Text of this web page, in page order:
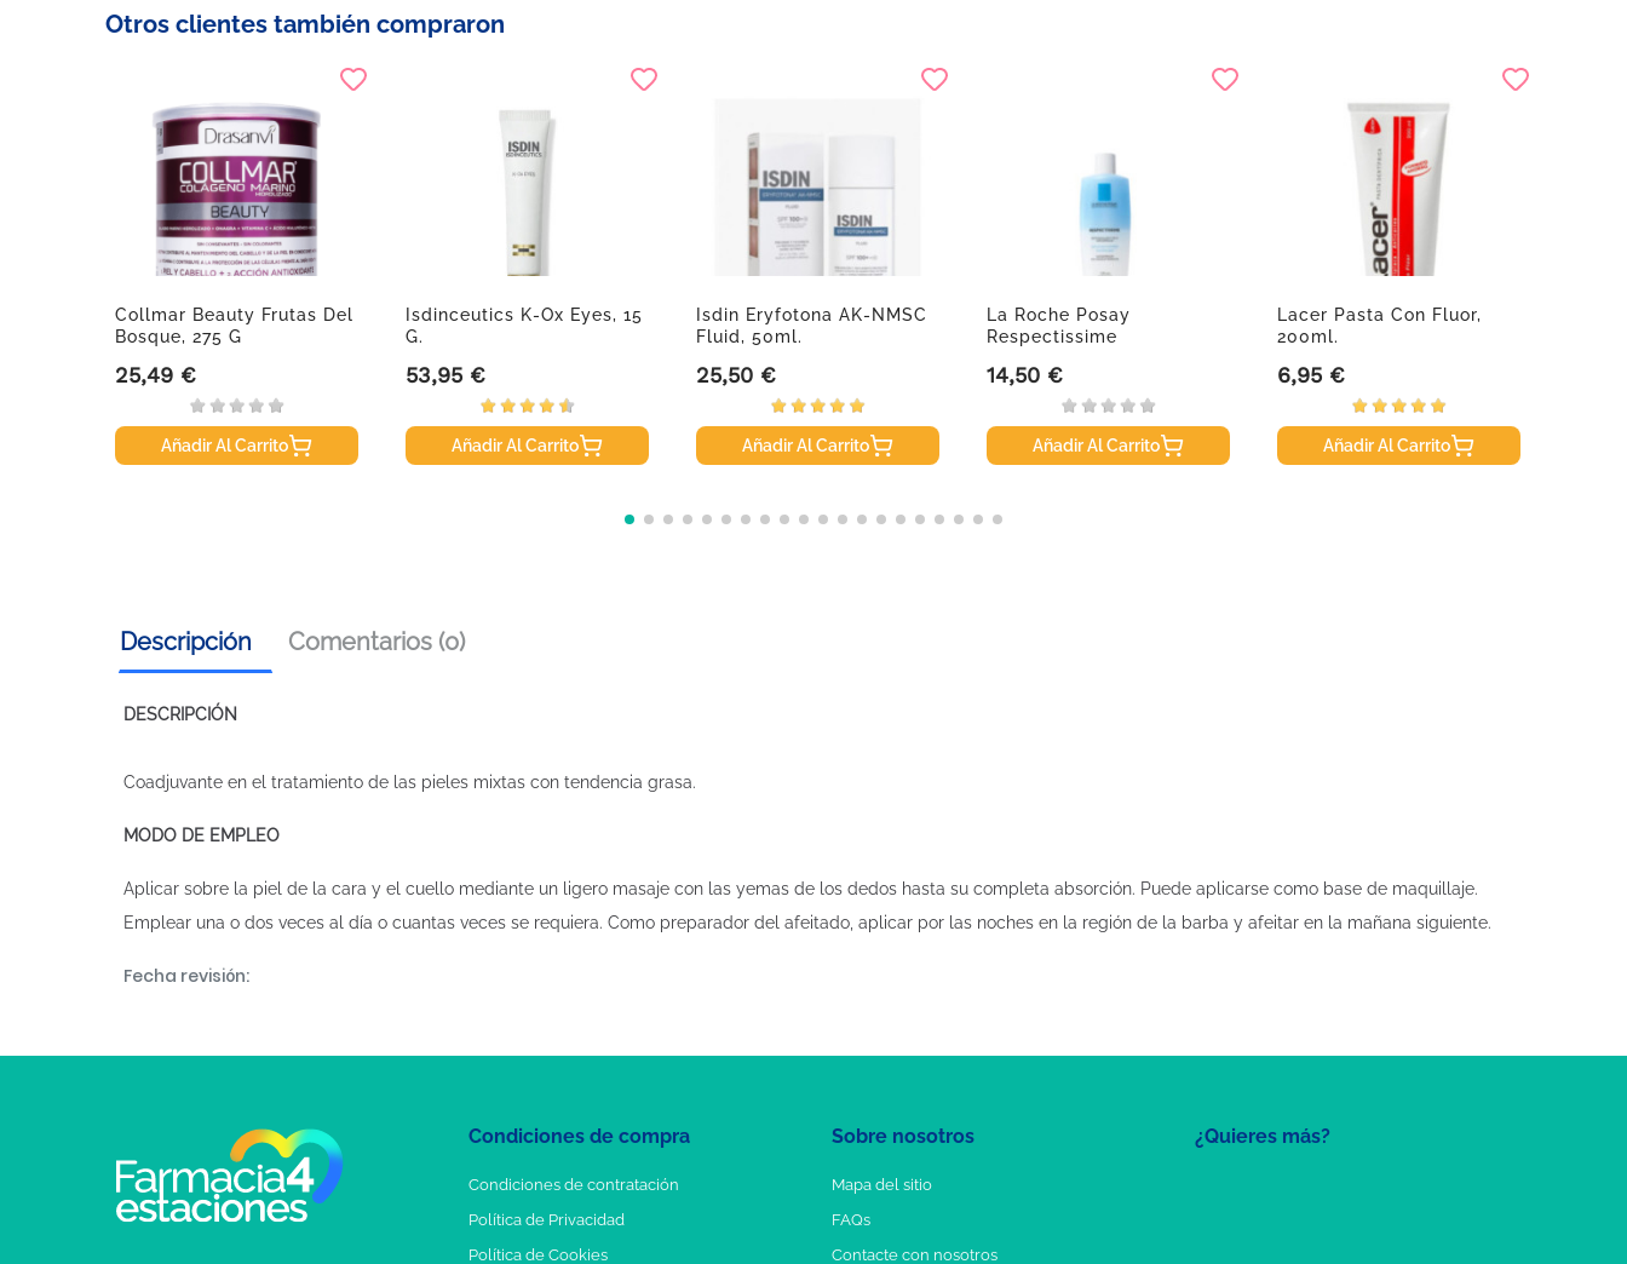
Otros clientes también compraron
Collmar Beauty Frutas Del
Bosque, 275 G
Precio
25,49 €
Añadir Al Carrito
Isdinceutics K-Ox Eyes, 15
G.
Precio
53,95 €
Añadir Al Carrito
Isdin Eryfotona AK-NMSC
Fluid, 50ml.
Precio
25,50 €
Añadir Al Carrito
La Roche Posay
Respectissime
Precio
14,50 €
Añadir Al Carrito
Lacer Pasta Con Fluor,
200ml.
Precio
6,95 €
Añadir Al Carrito
Descripción Comentarios (0)
DESCRIPCIÓN
Coadjuvante en el tratamiento de las pieles mixtas con tendencia grasa.
MODO DE EMPLEO
Aplicar sobre la piel de la cara y el cuello mediante un ligero masaje con las yemas de los dedos hasta su completa absorción. Puede aplicarse como base de maquillaje.
Emplear una o dos veces al día o cuantas veces se requiera. Como preparador del afeitado, aplicar por las noches en la región de la barba y afeitar en la mañana siguiente.
Fecha revisión:
¿Quieres más?
Condiciones de compra
Condiciones de contratación
Política de Privacidad
Política de Cookies
Sobre nosotros
Mapa del sitio
FAQs
Contacte con nosotros